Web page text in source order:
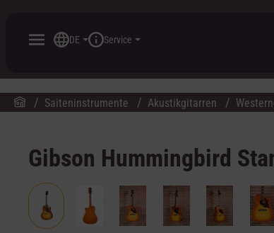
DE Service
Saiteninstrumente Akustikgitarren
Gibson Hummingbird